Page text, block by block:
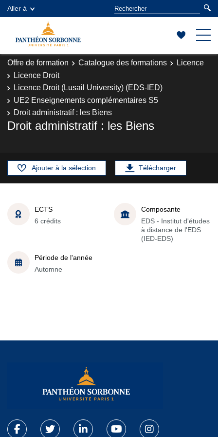
Aller à
Offre de formation Catalogue des formations
Licence
Licence Droit
Licence Droit (Lusail University) (EDS-IED)
UE2 Enseignements complémentaires S5
Droit administratif : les Biens
Droit administratif : les Biens
Ajouter à la sélection Télécharger
ECTS
6 crédits
Composante
EDS - Institut d'études
à distance de l'EDS
(IED-EDS)
Période de l'année
Automne